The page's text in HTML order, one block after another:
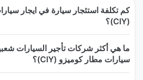
كم تكلفة استئجار سيارة في ايجار
(CIY)؟
ما هي أكثر شركات تأجير السيارات
سيارات مطار كوميزو (CIY)؟